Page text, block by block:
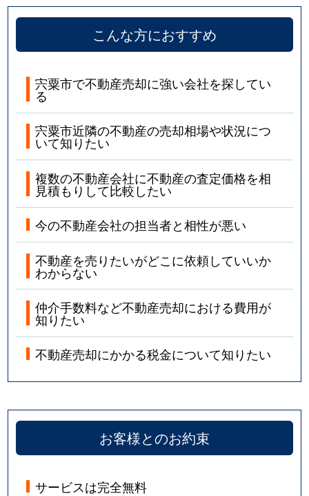
こんな方におすすめ
宍粟市で不動産売却に強い会社を探してい
る
宍粟市近隣の不動産の売却相場や状況につ
いて知りたい
複数の不動産会社に不動産の査定価格を相
見積もりして比較したい
今の不動産会社の担当者と相性が悪い
不動産を売りたいがどこに依頼していいか
わからない
仲介手数料など不動産売却における費用が
知りたい
不動産売却にかかる税金について知りたい
お客様とのお約束
サービスは完全無料